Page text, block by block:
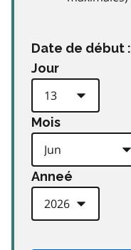
Date de début :
Jour
Mois
Anneé